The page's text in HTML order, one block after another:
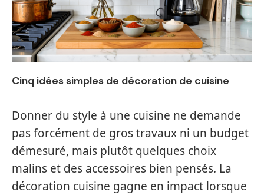
Cinq idées simples de décoration de cuisine
Donner du style à une cuisine ne demande
pas forcément de gros travaux ni un budget
démesuré, mais plutôt quelques choix
malins et des accessoires bien pensés. La
décoration cuisine gagne en impact lorsque